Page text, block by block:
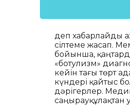
деп хабарлайды
сілтеме жасап.
бойынша,
«ботулизм»
кейін тағы төрт
күндері қайтыс
дәрігерлер.
саңырауқұлақтан